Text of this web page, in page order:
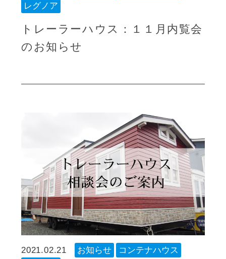
レグノア
トレーラーハウス：１１月内覧会
のお知らせ
2021.02.21 お知らせ
コンテナハウス